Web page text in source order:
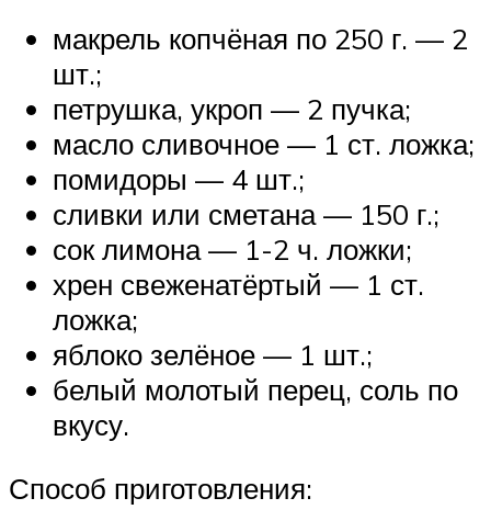
макрель копчёная по 250 г. — 2
шт.;
петрушка, укроп — 2 пучка;
масло сливочное — 1 ст. ложка;
помидоры — 4 шт.;
сливки или сметана — 150 г.;
сок лимона — 1-2 ч. ложки;
хрен свеженатёртый — 1 ст.
ложка;
яблоко зелёное — 1 шт.;
белый молотый перец, соль по
вкусу.
Способ приготовления: